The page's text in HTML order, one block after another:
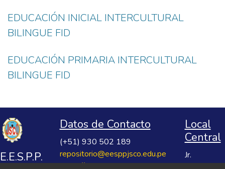
EDUCACIÓN INICIAL INTERCULTURAL
BILINGUE FID
EDUCACIÓN PRIMARIA INTERCULTURAL
BILINGUE FID
E.E.S.P.P.
Datos de Contacto
(+51) 930 502 189
repositorio@eesppjsco.edu.pe
https://repositorio.eesppjsco.edu.pe
Local
Central
Jr.